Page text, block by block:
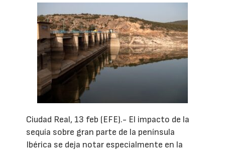
Ciudad Real, 13 feb (EFE).- El impacto de la
sequía sobre gran parte de la península
Ibérica se deja notar especialmente en la